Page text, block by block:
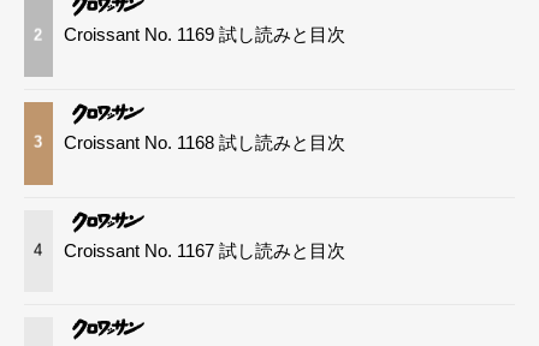
2 Croissant No. 1169 試し読みと目次
3 Croissant No. 1168 試し読みと目次
4 Croissant No. 1167 試し読みと目次